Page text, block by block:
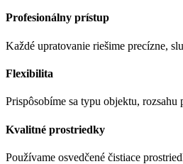
Profesionálny prístup
Každé upratovanie riešime precízne,
Flexibilita
Prispôsobíme sa typu objektu, rozsahu
Kvalitné prostriedky
Používame osvedčené čistiace